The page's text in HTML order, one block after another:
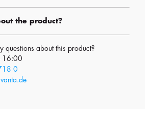
the product?
questions about this product?
16:00
0